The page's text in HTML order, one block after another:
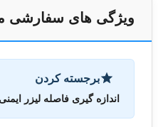
ویژگی های سفارشی
برجسته کردن
اندازه گیری فاصله لیزر